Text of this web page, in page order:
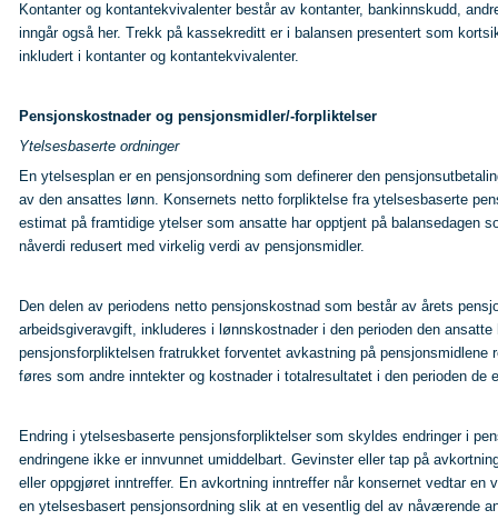
Kontanter og kontantekvivalenter består av kontanter, bankinnskudd,
inngår også her. Trekk på kassekreditt er i balansen presentert som
inkludert i kontanter og kontantekvivalenter.
Pensjonskostnader og pensjonsmidler/-forpliktelser
Ytelsesbaserte ordninger
En ytelsesplan er en pensjonsordning som definerer den
av den ansattes lønn. Konsernets netto forpliktelse fra ytelsesbaserte
estimat på framtidige ytelser som ansatte har opptjent på balansedagen
nåverdi redusert med virkelig verdi av pensjonsmidler.
Den delen av periodens netto pensjonskostnad som består av årets
arbeidsgiveravgift, inkluderes i lønnskostnader i den perioden den
pensjonsforpliktelsen fratrukket forventet avkastning på
føres som andre inntekter og kostnader i totalresultatet i den perioden de
Endring i ytelsesbaserte pensjonsforpliktelser som skyldes endringer i
endringene ikke er innvunnet umiddelbart. Gevinster eller tap på
eller oppgjøret inntreffer. En avkortning inntreffer når konsernet vedtar
en ytelsesbasert pensjonsordning slik at en vesentlig del av nåværende